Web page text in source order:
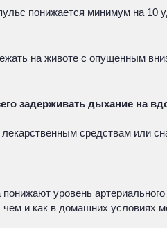
понижается минимум на 10
на животе с опущенным
задерживать дыхание на
средствам или
уровень
и как в домашних условиях